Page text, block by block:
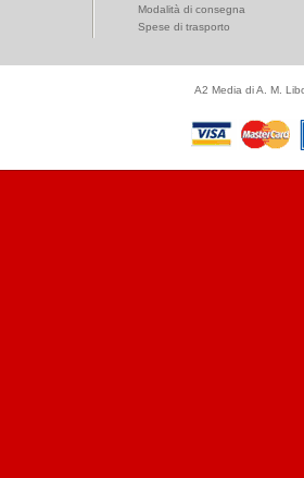
Modalità di consegna
Spese di trasporto
A2 Media di A. M.